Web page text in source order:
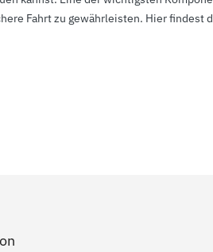
Fahrt zu gewährleisten. Hier findest